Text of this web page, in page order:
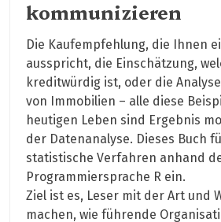
kommunizieren
Die Kaufempfehlung, die Ihnen
ausspricht, die Einschätzung,
kreditwürdig ist, oder die
von Immobilien – alle diese
heutigen Leben sind Ergebnis
der Datenanalyse. Dieses Buch
statistische Verfahren anhand
Programmiersprache R ein.
Ziel ist es, Leser mit der Art und
machen, wie führende